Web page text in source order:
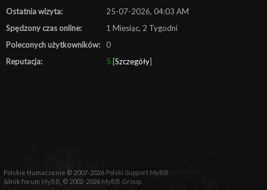
Ostatnia wizyta:
25-07-2026, 04:03 AM
Spędzony czas online:
1 Miesiąc, 2 Tygodni
Poleconych użytkowników:
0
Reputacja:
5 [Szczegóły]
Polskie tłumaczenie © 2007-2026 Polski Support MyBB
Silnik forum MyBB , © 2002-2026 MyBB Group